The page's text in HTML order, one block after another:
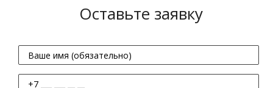
Оставьте заявку